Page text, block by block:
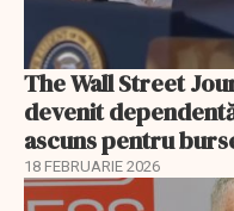
The Wall Street
devenit
ascuns pentru
18 FEBRUARIE 2026
EXCLUSIV